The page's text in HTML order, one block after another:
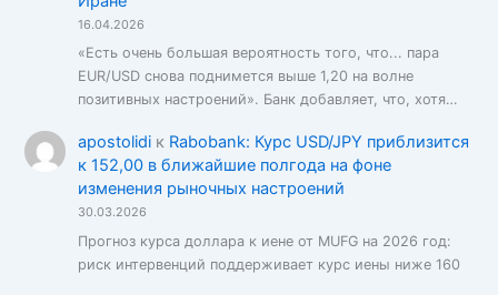
16.04.2026
«Есть очень большая вероятность того, что... пара
EUR/USD снова поднимется выше 1,20 на волне
позитивных настроений». Банк добавляет, что, хотя…
apostolidiк Rabobank: Курс USD/JPY приблизится
к 152,00 в ближайшие полгода на фоне
изменения рыночных настроений
30.03.2026
Прогноз курса доллара к иене от MUFG на 2026 год:
риск интервенций поддерживает курс иены ниже 160